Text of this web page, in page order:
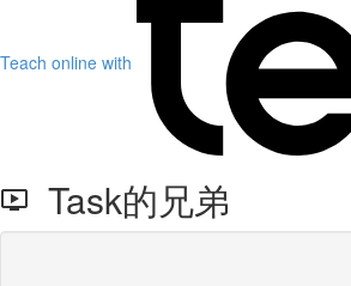
Teach online with
Task的兄弟